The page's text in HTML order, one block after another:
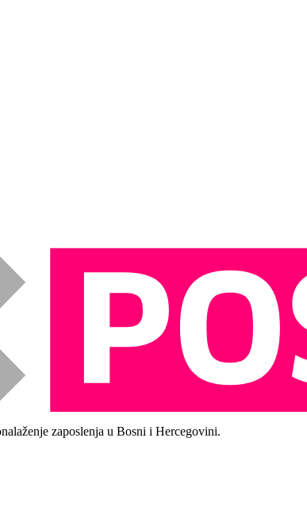
zaposlenja u Bosni i Hercegovini.